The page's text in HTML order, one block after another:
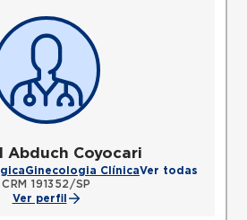
Abduch Coyocari
Ginecologia ClínicaVer todas
CRM 191352/SP
Ver perfil